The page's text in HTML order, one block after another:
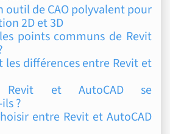
outil de CAO polyvalent pour
2D et 3D
points communs de Revit
les différences entre Revit et
Revit et AutoCAD se
?
entre Revit et AutoCAD